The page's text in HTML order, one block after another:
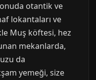
otantik ve
lokantaları ve
Muş köftesi, hez
mekanlarda,
da
yemeği, size